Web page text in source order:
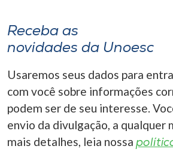
A+
Receba as
novidades da Unoesc
Usaremos seus dados para
com você sobre informações
podem ser de seu interesse.
envio da divulgação, a qualquer
mais detalhes, leia nossa